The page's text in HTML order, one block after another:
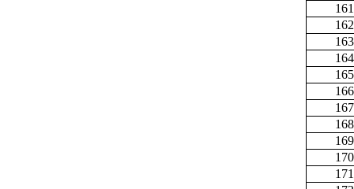
161
162
163
164
165
166
167
168
169
170
171